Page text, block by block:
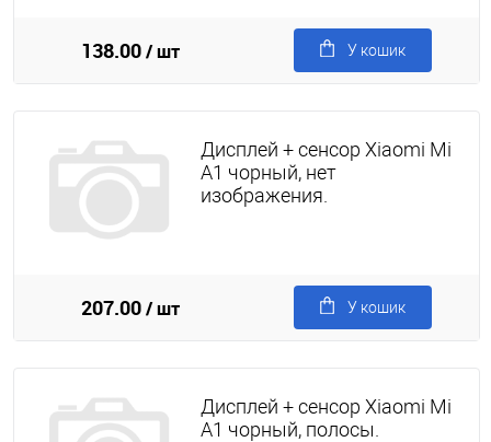
138.00/ шт У кошик
Дисплей + сенсор Xiaomi Mi
A1 чорный, нет
изображения.
207.00/ шт У кошик
Дисплей + сенсор Xiaomi Mi
A1 чорный, полосы.